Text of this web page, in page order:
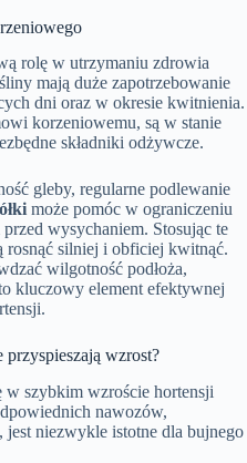
rolę w utrzymaniu zdrowia
mają duże zapotrzebowanie
dni oraz w okresie kwitnienia.
korzeniowemu, są w stanie
składniki odżywcze.
gleby, regularne podlewanie
może pomóc w ograniczeniu
wysychaniem. Stosując te
rosnąć silniej i obficiej kwitnąć.
wilgotność podłoża,
kluczowy element efektywnej
przyspieszają wzrost?
szybkim wzroście hortensji
nawozów,
niezwykle istotne dla bujnego